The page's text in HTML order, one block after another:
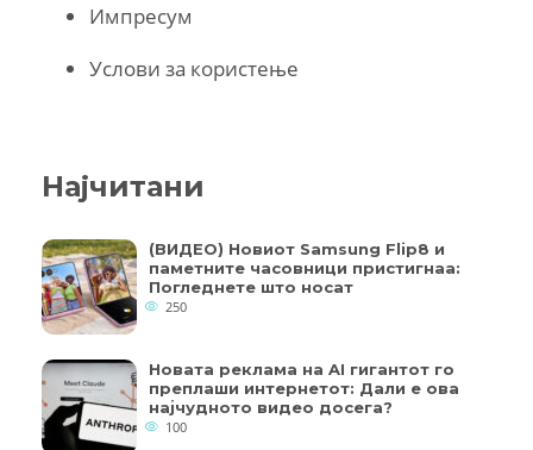
Импресум
Услови за користење
Најчитани
(ВИДЕО) Новиот Samsung Flip8 и
паметните часовници пристигнаа:
Погледнете што носат
250
Новата реклама на AI гигантот го
преплаши интернетот: Дали е ова
најчудното видео досега?
100